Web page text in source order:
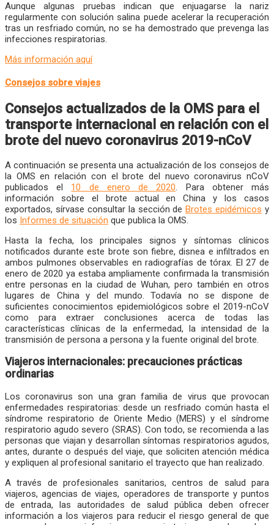
Aunque algunas pruebas indican que enjuagarse la nariz
regularmente con solución salina puede acelerar la recuperación
tras un resfriado común, no se ha demostrado que prevenga las
infecciones respiratorias.
Más información aquí
Consejos sobre viajes
Consejos actualizados de la OMS para el
transporte internacional en relación con el
brote del nuevo coronavirus 2019-nCoV
A continuación se presenta una actualización de los consejos de
la OMS en relación con el brote del nuevo coronavirus nCoV
publicados el 10 de enero de 2020. Para obtener más
información sobre el brote actual en China y los casos
exportados, sírvase consultar la sección deBrotes epidémicos y
los Informes de situación que publica la OMS.
Hasta la fecha, los principales signos y síntomas clínicos
notificados durante este brote son fiebre, disnea e infiltrados en
ambos pulmones observables en radiografías de tórax. El 27 de
enero de 2020 ya estaba ampliamente confirmada la transmisión
entre personas en la ciudad de Wuhan, pero también en otros
lugares de China y del mundo. Todavía no se dispone de
suficientes conocimientos epidemiológicos sobre el 2019-nCoV
como para extraer conclusiones acerca de todas las
características clínicas de la enfermedad, la intensidad de la
transmisión de persona a persona y la fuente original del brote.
Viajeros internacionales: precauciones prácticas
ordinarias
Los coronavirus son una gran familia de virus que provocan
enfermedades respiratorias: desde un resfriado común hasta el
síndrome respiratorio de Oriente Medio (MERS) y el síndrome
respiratorio agudo severo (SRAS). Con todo, se recomienda a las
personas que viajan y desarrollan síntomas respiratorios agudos,
antes, durante o después del viaje, que soliciten atención médica
y expliquen al profesional sanitario el trayecto que han realizado.
A través de profesionales sanitarios, centros de salud para
viajeros, agencias de viajes, operadores de transporte y puntos
de entrada, las autoridades de salud pública deben ofrecer
información a los viajeros para reducir el riesgo general de que